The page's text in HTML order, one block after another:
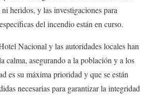
heridos, y las investigaciones para
del incendio están en curso.
Nacional y las autoridades locales han
calma, asegurando a la población y a los
es su máxima prioridad y que se están
necesarias para garantizar la integridad